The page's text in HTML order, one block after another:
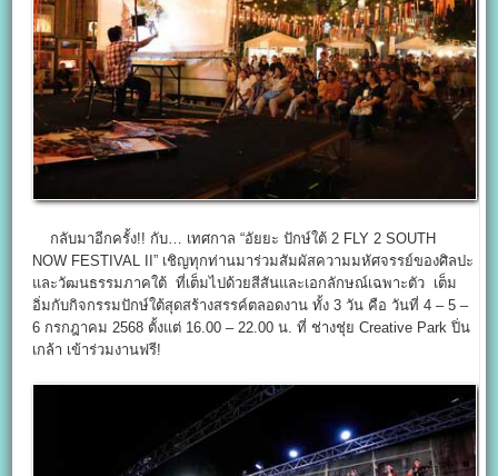
กลับมาอีกครั้ง!! กับ… เทศกาล “อัยยะ ปักษ์ใต้ 2 FLY 2 SOUTH
NOW FESTIVAL II” เชิญทุกท่านมาร่วมสัมผัสความมหัศจรรย์ของศิลปะ
และวัฒนธรรมภาคใต้ ที่เต็มไปด้วยสีสันและเอกลักษณ์เฉพาะตัว เต็ม
อิ่มกับกิจกรรมปักษ์ใต้สุดสร้างสรรค์ตลอดงาน ทั้ง 3 วัน คือ วันที่ 4 – 5 –
6 กรกฎาคม 2568 ตั้งแต่ 16.00 – 22.00 น. ที่ ช่างชุ่ย Creative Park ปิ่น
เกล้า เข้าร่วมงานฟรี!